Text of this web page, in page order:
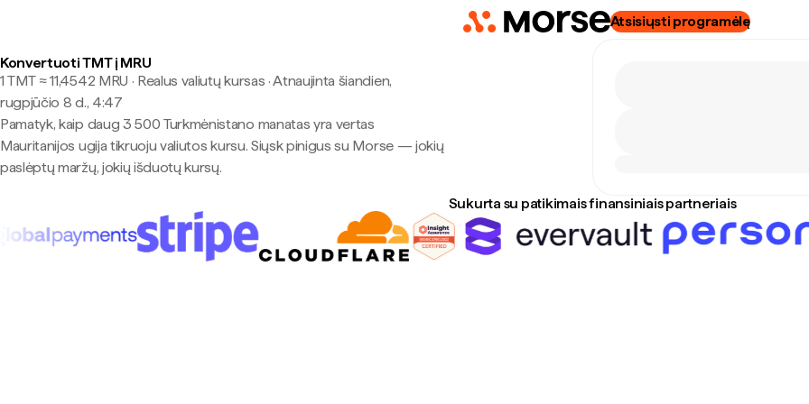
Atsisiųsti programėlę
Konvertuoti TMT į MRU
1 TMT ≈ 11,4542 MRU · Realus valiutų kursas ·Atnaujinta šiandien,
rugpjūčio 8 d., 4:47
Pamatyk, kaip daug 3 500 Turkmėnistano manatas yra vertas
Mauritanijos ugija tikruoju valiutos kursu. Siųsk pinigus su Morse — jokių
paslėptų maržų, jokių išduotų kursų.
Sukurta su patikimais finansiniais partneriais